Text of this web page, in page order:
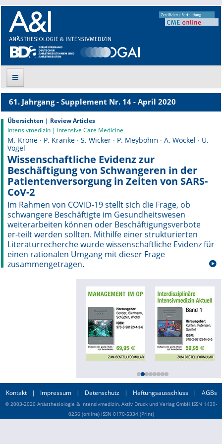
Suche
Aktuelle Ausgabe
Leitlinien
Archiv
Supplements
Supplements OrphanAnesthesia
Online First
A&I English
61. Jahrgang - Supplement Nr. 14 - April 2020
Übersichten | Review Articles
Intensivmedizin | Intensive Care Medicine
M. Krone · P. Kranke · S. Wicker · P. Meybohm · A. Wöckel · U.
Vogel
Wissenschaftliche Evidenz zur
Beschäftigung von Schwangeren in der
Patientenversorgung in Zeiten von SARS-
CoV-2
Im Rahmen von COVID-19 stellt sich die Frage, ob
schwangere Beschäftigte im Gesundheitswesen
weiterarbeiten können oder Beschäftigungsverbote
er-teilt werden sollten. Mithilfe einer strukturierten
Literaturrecherche wurde wissenschaftliche Evidenz für
einen rationalen Umgang mit dieser Frage
zusammengetragen.
Kontakt | Impressum | Datenschutz | Haftungsausschluss | AGBs
© 2003-2020 Anästhesiologie & Intensivmedizin, Aktiv Druck und Verlag GmbH ISSN 1439-
0256 (online) ISSN 0170-5334 (Print)